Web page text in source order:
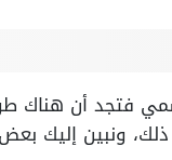
أن هناك
ونبين إليك